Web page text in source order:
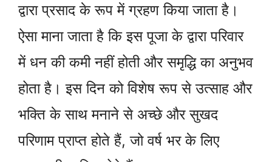
द्वारा प्रसाद के रूप में ग्रहण किया जाता है।
ऐसा माना जाता है कि इस पूजा के द्वारा परिवार
में धन की कमी नहीं होती और समृद्धि का अनुभव
होता है। इस दिन को विशेष रूप से उत्साह और
भक्ति के साथ मनाने से अच्छे और सुखद
परिणाम प्राप्त होते हैं, जो वर्ष भर के लिए